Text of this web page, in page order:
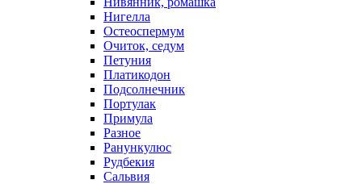
Нигелла
Остеоспермум
Очиток, седум
Петуния
Платикодон
Подсолнечник
Портулак
Примула
Разное
Ранункулюс
Рудбекия
Сальвия